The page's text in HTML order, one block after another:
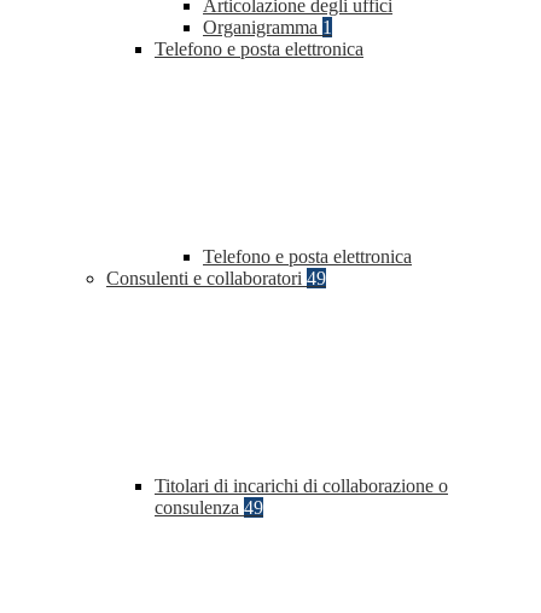
Articolazione degli uffici
Organigramma 1
Telefono e posta elettronica
Telefono e posta elettronica
Consulenti e collaboratori 49
Titolari di incarichi di collaborazione o
consulenza 49